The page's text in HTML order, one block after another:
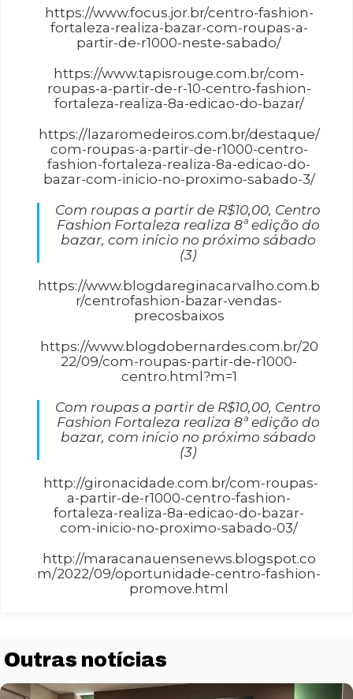
https://www.focus.jor.br/centro-fashion-
fortaleza-realiza-bazar-com-roupas-a-
partir-de-r1000-neste-sabado/
https://www.tapisrouge.com.br/com-
roupas-a-partir-de-r-10-centro-fashion-
fortaleza-realiza-8a-edicao-do-bazar/
https://lazaromedeiros.com.br/destaque/
com-roupas-a-partir-de-r1000-centro-
fashion-fortaleza-realiza-8a-edicao-do-
bazar-com-inicio-no-proximo-sabado-3/
Com roupas a partir de R$10,00, Centro
Fashion Fortaleza realiza 8ª edição do
bazar, com início no próximo sábado
(3)
https://www.blogdareginacarvalho.com.b
r/centrofashion-bazar-vendas-
precosbaixos
https://www.blogdobernardes.com.br/20
22/09/com-roupas-partir-de-r1000-
centro.html?m=1
Com roupas a partir de R$10,00, Centro
Fashion Fortaleza realiza 8ª edição do
bazar, com início no próximo sábado
(3)
http://gironacidade.com.br/com-roupas-
a-partir-de-r1000-centro-fashion-
fortaleza-realiza-8a-edicao-do-bazar-
com-inicio-no-proximo-sabado-03/
http://maracanauensenews.blogspot.co
m/2022/09/oportunidade-centro-fashion-
promove.html
Outras notícias
Necessário